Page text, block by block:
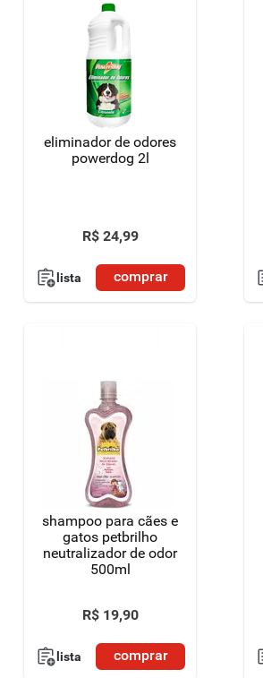
eliminador de odores
powerdog 2l
R$ 24,99
lista comprar
shampoo para cães e
gatos petbrilho
neutralizador de odor
500ml
R$ 19,90
lista comprar